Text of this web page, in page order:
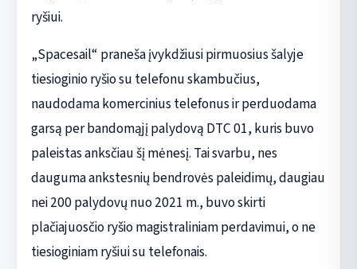
ryšiui.
„Spacesail“ praneša įvykdžiusi pirmuosius šalyje
tiesioginio ryšio su telefonu skambučius,
naudodama komercinius telefonus ir perduodama
garsą per bandomąjį palydovą DTC 01, kuris buvo
paleistas anksčiau šį mėnesį. Tai svarbu, nes
dauguma ankstesnių bendrovės paleidimų, daugiau
nei 200 palydovų nuo 2021 m., buvo skirti
plačiajuosčio ryšio magistraliniam perdavimui, o ne
tiesioginiam ryšiui su telefonais.